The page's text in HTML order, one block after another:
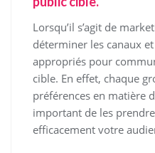
Lorsqu’il s’agit de
déterminer les canaux
appropriés pour
cible. En effet, chaque
préférences en matière
important de les
efficacement votre